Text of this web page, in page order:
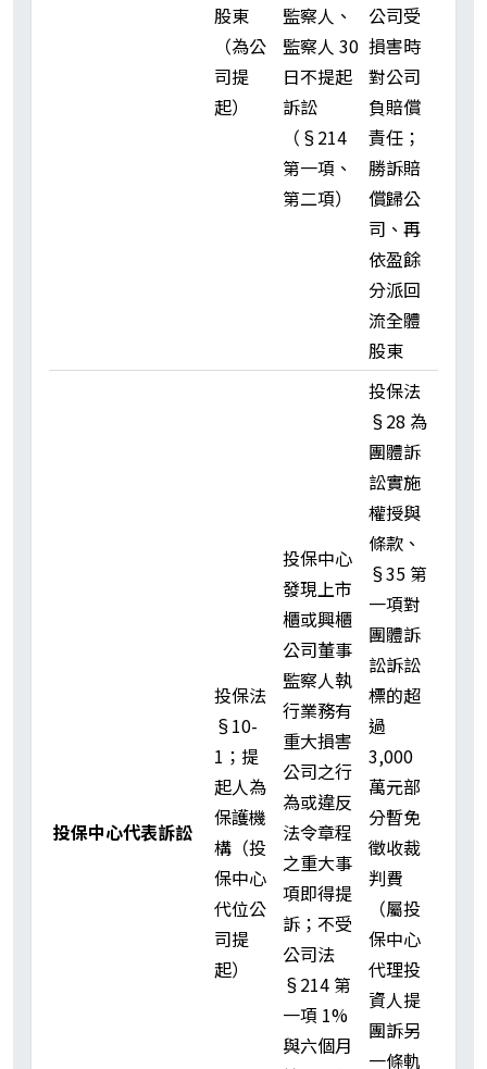
股東
（為公
司提
起）
監察人、
監察人 30
日不提起
訴訟
（§214
第一項、
第二項）
公司受
損害時
對公司
負賠償
責任；
勝訴賠
償歸公
司、再
依盈餘
分派回
流全體
股東
投保中心代表訴訟
投保法
§10-
1；提
起人為
保護機
構（投
保中心
代位公
司提
起）
投保中心
發現上市
櫃或興櫃
公司董事
監察人執
行業務有
重大損害
公司之行
為或違反
法令章程
之重大事
項即得提
訴；不受
公司法
§214 第
一項 1%
與六個月
投保法
§28 為
團體訴
訟實施
權授與
條款、
§35 第
一項對
團體訴
訟訴訟
標的超
過
3,000
萬元部
分暫免
徵收裁
判費
（屬投
保中心
代理投
資人提
團訴另
一條軌